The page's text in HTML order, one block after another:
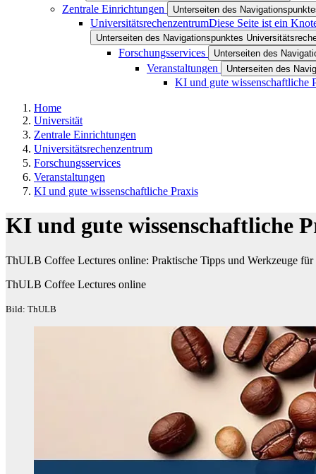
Zentrale Einrichtungen Unterseiten des
UniversitätsrechenzentrumDiese Seite ist ein
Unterseiten des Navigationspunktes
Forschungsservices Unterseiten des
Veranstaltungen Unterseiten des
KI und gute wissenschaftliche
Home
Universität
Zentrale Einrichtungen
Universitätsrechenzentrum
Forschungsservices
Veranstaltungen
KI und gute wissenschaftliche Praxis
KI und gute wissenschaftliche
ThULB Coffee Lectures online: Praktische Tipps und Werkzeuge für
ThULB Coffee Lectures online
Bild: ThULB